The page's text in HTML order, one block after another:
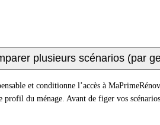
plusieurs scénarios (par
et conditionne l’accès à
profil du ménage. Avant de figer vos